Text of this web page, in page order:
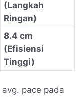
(Langkah
Ringan)
8.4 cm
(Efisiensi
Tinggi)
avg. pace pada